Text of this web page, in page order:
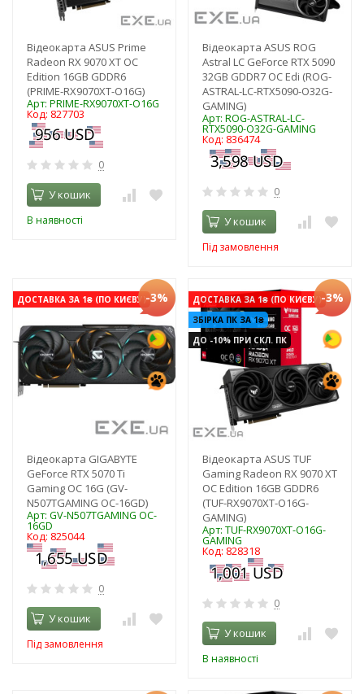
Відеокарта ASUS Prime
Radeon RX 9070 XT OC
Edition 16GB GDDR6
(PRIME-RX9070XT-O16G)
Арт: PRIME-RX9070XT-O16G
Код: 827703
0
У кошик
В наявності
Відеокарта ASUS ROG
Astral LC GeForce RTX 5090
32GB GDDR7 OC Edi (ROG-
ASTRAL-LC-RTX5090-O32G-
GAMING)
Арт: ROG-ASTRAL-LC-
RTX5090-O32G-GAMING
Код: 836474
0
У кошик
Під замовлення
ДОСТАВКА ЗА 1₴ (ПО КИЄВУ)-3%
Відеокарта GIGABYTE
GeForce RTX 5070 Ti
Gaming OC 16G (GV-
N507TGAMING OC-16GD)
Арт: GV-N507TGAMING OC-
16GD
Код: 825044
0
У кошик
Під замовлення
ДОСТАВКА ЗА 1₴ (ПО КИЄВУ)
ЗБІРКА ПК ЗА 1₴
ДО -10% ПРИ СКЛ. ПК
-3%
Відеокарта ASUS TUF
Gaming Radeon RX 9070 XT
OC Edition 16GB GDDR6
(TUF-RX9070XT-O16G-
GAMING)
Арт: TUF-RX9070XT-O16G-
GAMING
Код: 828318
0
У кошик
В наявності